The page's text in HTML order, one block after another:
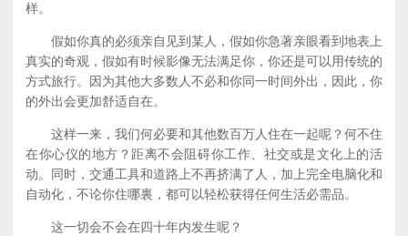
样。
假如你真的必须亲自见到某人，假如你急著亲眼看到地表上
真实的奇观，假如有时候影像无法满足你，你还是可以用传统的
方式旅行。因为其他大多数人不必和你同一时间外出，因此，你
的外出会更加舒适自在。
这样一来，我们何必要和其他数百万人住在一起呢？何不住
在你心仪的地方？距离不会阻碍你工作、社交或是文化上的活
动。同时，交通工具和道路上不再挤满了人，加上完全电脑化和
自动化，不论你住哪裏，都可以轻松获得任何生活必需品。
这一切会不会在四十年内发生呢？